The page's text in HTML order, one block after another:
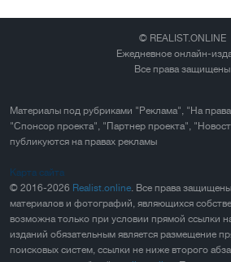
© REALIST.ONLINE
Ежедневное онлайн-
Все права защищены
Материалы под рубриками "Реклама", "На
"Спонсор проекта", "Партнер проекта",
публикуются на правах рекламы
Карта сайта
© 2016-2026 Realist.online . Все права
материалов и фотографий, являющихся
возможна только при условии прямой ссылки
изданий обязательным является размещение
поисковых систем, ссылки не ниже второго